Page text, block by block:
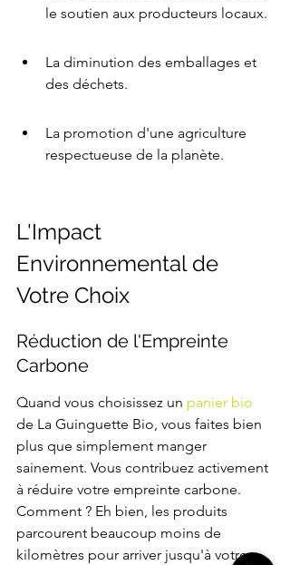
le soutien aux producteurs locaux.
La diminution des emballages et
des déchets.
La promotion d'une agriculture
respectueuse de la planète.
L'Impact
Environnemental de
Votre Choix
Réduction de l'Empreinte
Carbone
Quand vous choisissez un panier bio
de La Guinguette Bio, vous faites bien
plus que simplement manger
sainement. Vous contribuez activement
à réduire votre empreinte carbone.
Comment ? Eh bien, les produits
parcourent beaucoup moins de
kilomètres pour arriver jusqu'à votre